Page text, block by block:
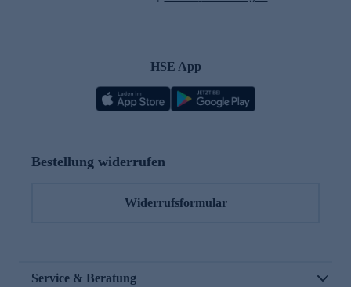
HSE App
Bestellung widerrufen
Widerrufsformular
Service & Beratung